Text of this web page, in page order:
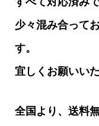
少々混み合って
す。
宜しくお願いい
全国より、送料